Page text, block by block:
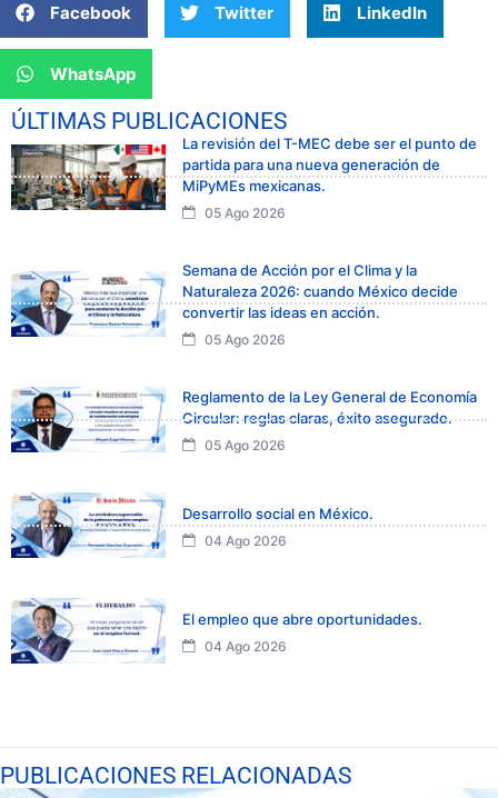
Facebook Twitter LinkedIn
WhatsApp
ÚLTIMAS PUBLICACIONES
La revisión del T-MEC debe ser el punto de
partida para una nueva generación de
MiPyMEs mexicanas.
05 Ago 2026
Semana de Acción por el Clima y la
Naturaleza 2026: cuando México decide
convertir las ideas en acción.
05 Ago 2026
Reglamento de la Ley General de Economía
Circular: reglas claras, éxito asegurado.
05 Ago 2026
Desarrollo social en México.
04 Ago 2026
El empleo que abre oportunidades.
04 Ago 2026
PUBLICACIONES RELACIONADAS